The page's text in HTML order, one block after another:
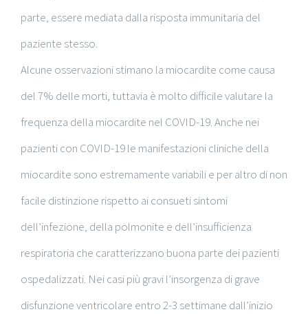
parte, essere mediata dalla risposta immunitaria del
paziente stesso.
Alcune osservazioni stimano la miocardite come causa
del 7% delle morti, tuttavia è molto difficile valutare la
frequenza della miocardite nel COVID-19. Anche nei
pazienti con COVID-19 le manifestazioni cliniche della
miocardite sono estremamente variabili e per altro di non
facile distinzione rispetto ai consueti sintomi
dell’infezione, della polmonite e dell’insufficienza
respiratoria che caratterizzano buona parte dei pazienti
ospedalizzati. Nei casi più gravi l’insorgenza di grave
disfunzione ventricolare entro 2-3 settimane dall’inizio